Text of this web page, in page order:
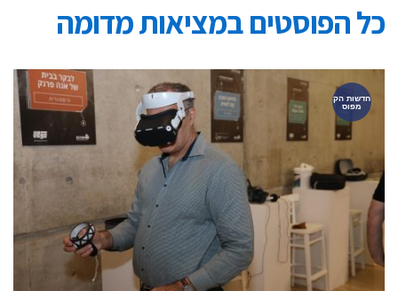
כל הפוסטים במציאות מדומה
חדשות הק
מפוס